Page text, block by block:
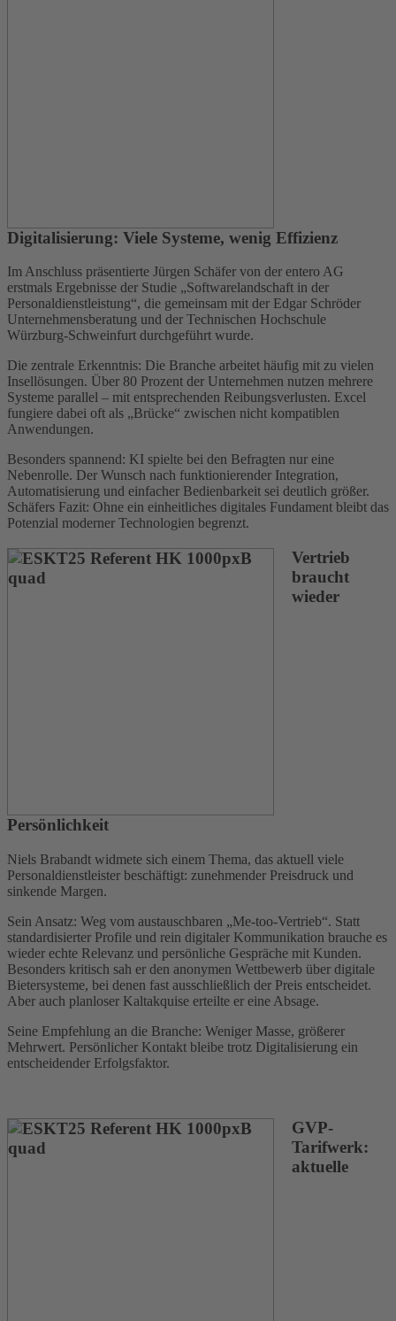
Digitalisierung: Viele Systeme, wenig Effizienz
Im Anschluss präsentierte Jürgen Schäfer von der entero AG
erstmals Ergebnisse der Studie „Softwarelandschaft in der
Personaldienstleistung“, die gemeinsam mit der Edgar Schröder
Unternehmensberatung und der Technischen Hochschule
Würzburg-Schweinfurt durchgeführt wurde.
Die zentrale Erkenntnis: Die Branche arbeitet häufig mit zu vielen
Insellösungen. Über 80 Prozent der Unternehmen nutzen mehrere
Systeme parallel – mit entsprechenden Reibungsverlusten. Excel
fungiere dabei oft als „Brücke“ zwischen nicht kompatiblen
Anwendungen.
Besonders spannend: KI spielte bei den Befragten nur eine
Nebenrolle. Der Wunsch nach funktionierender Integration,
Automatisierung und einfacher Bedienbarkeit sei deutlich größer.
Schäfers Fazit: Ohne ein einheitliches digitales Fundament bleibt das
Potenzial moderner Technologien begrenzt.
Vertrieb
braucht
wieder
Persönlichkeit
Niels Brabandt widmete sich einem Thema, das aktuell viele
Personaldienstleister beschäftigt: zunehmender Preisdruck und
sinkende Margen.
Sein Ansatz: Weg vom austauschbaren „Me-too-Vertrieb“. Statt
standardisierter Profile und rein digitaler Kommunikation brauche es
wieder echte Relevanz und persönliche Gespräche mit Kunden.
Besonders kritisch sah er den anonymen Wettbewerb über digitale
Bietersysteme, bei denen fast ausschließlich der Preis entscheidet.
Aber auch planloser Kaltakquise erteilte er eine Absage.
Seine Empfehlung an die Branche: Weniger Masse, größerer
Mehrwert. Persönlicher Kontakt bleibe trotz Digitalisierung ein
entscheidender Erfolgsfaktor.
GVP-
Tarifwerk:
aktuelle